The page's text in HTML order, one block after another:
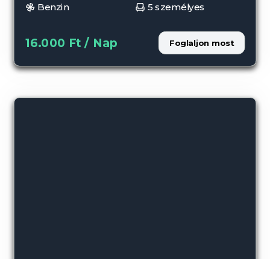
Benzin 5 személyes
16.000 Ft / Nap Foglaljon most